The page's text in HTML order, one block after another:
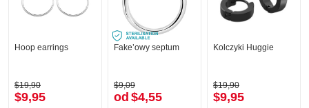
Hoop earrings
$19,90
$9,95
Fake’owy septum
$9,09
od $4,55
Kolczyki Huggie
$19,90
$9,95